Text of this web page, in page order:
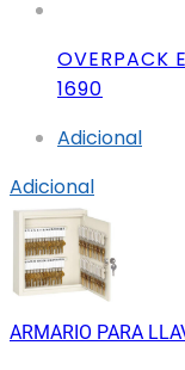
OVERPACK
1690
Adicional
Adicional
ARMARIO PARA